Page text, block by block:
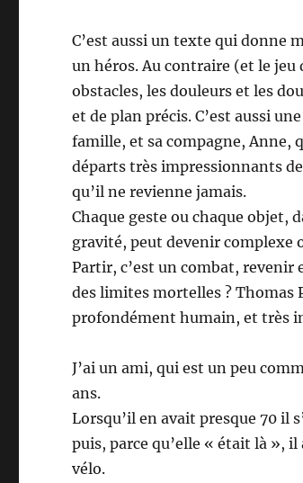
C’est aussi un texte qui donne
un héros. Au contraire (et le
obstacles, les douleurs et les
et de plan précis. C’est aussi
famille, et sa compagne, Anne,
départs très impressionnants
qu’il ne revienne jamais.
Chaque geste ou chaque objet,
gravité, peut devenir complexe
Partir, c’est un combat, revenir
des limites mortelles ? Thomas
profondément humain, et très
J’ai un ami, qui est un peu
ans.
Lorsqu’il en avait presque 70 il
puis, parce qu’elle « était là »,
vélo.